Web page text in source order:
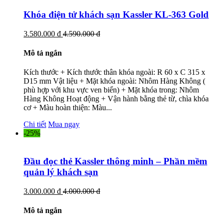
Khóa điện tử khách sạn Kassler KL-363 Gold
3.580.000 đ 4.590.000 đ
Mô tả ngắn
Kích thước + Kích thước thân khóa ngoài: R 60 x C 315 x
D15 mm Vật liệu + Mặt khóa ngoài: Nhôm Hàng Không (
phù hợp với khu vực ven biển) + Mặt khóa trong: Nhôm
Hàng Không Hoạt động + Vận hành bằng thẻ từ, chìa khóa
cơ + Màu hoàn thiện: Màu...
Chi tiết Mua ngay
-25%
Đầu đọc thẻ Kassler thông minh – Phần mềm
quản lý khách sạn
3.000.000 đ 4.000.000 đ
Mô tả ngắn